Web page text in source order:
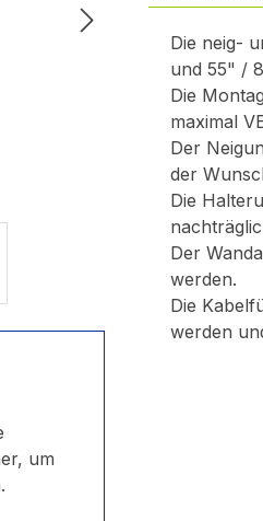
um
Die neig-
und 55" /
Die
maximal
Der
der
Die
Der
werden.
Die
werden